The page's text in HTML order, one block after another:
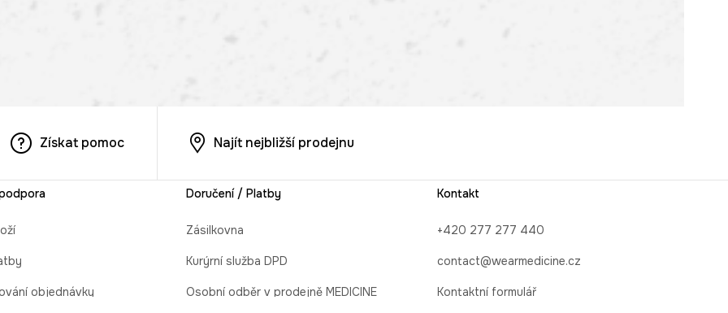
Získat pomoc Najít nejbližší prodejnu
objednávky
Doručení / Platby
Zásilkovna
Kurýrní služba DPD
Osobní odběr v prodejně MEDICINE
Kontakt
+420 277 277 440
contact@wearmedicine.cz
Kontaktní formulář